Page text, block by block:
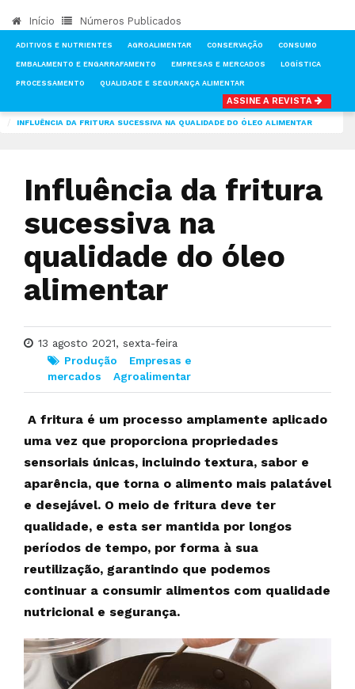
Início Números Publicados
ADITIVOS E NUTRIENTES AGROALIMENTAR CONSERVAÇÃO CONSUMO
EMBALAMENTO E ENGARRAFAMENTO EMPRESAS E MERCADOS LOGÍSTICA
PROCESSAMENTO QUALIDADE E SEGURANÇA ALIMENTAR
ASSINE A REVISTA
INFLUÊNCIA DA FRITURA SUCESSIVA NA QUALIDADE DO ÓLEO ALIMENTAR
Influência da fritura
sucessiva na
qualidade do óleo
alimentar
13 agosto 2021, sexta-feira
Produção
Empresas e
mercados
Agroalimentar
A fritura é um processo amplamente aplicado
uma vez que proporciona propriedades
sensoriais únicas, incluindo textura, sabor e
aparência, que torna o alimento mais palatável
e desejável. O meio de fritura deve ter
qualidade, e esta ser mantida por longos
períodos de tempo, por forma à sua
reutilização, garantindo que podemos
continuar a consumir alimentos com qualidade
nutricional e segurança.